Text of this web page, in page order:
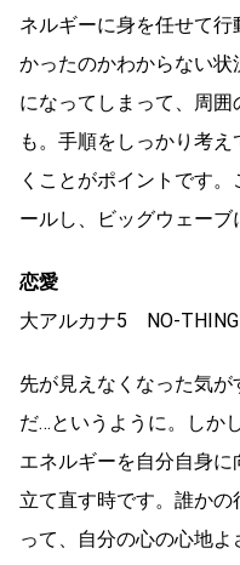
ネルギーに身を任せて
かったのかわからない
になってしまって、周
も。手順をしっかり考
くことがポイントです
ールし、ビッグウェーブ
恋愛
大アルカナ5 NO-
先が見えなくなった気
だ…というように。しか
エネルギーを自分自身
立て直す時です。誰か
って、自分の心の心地